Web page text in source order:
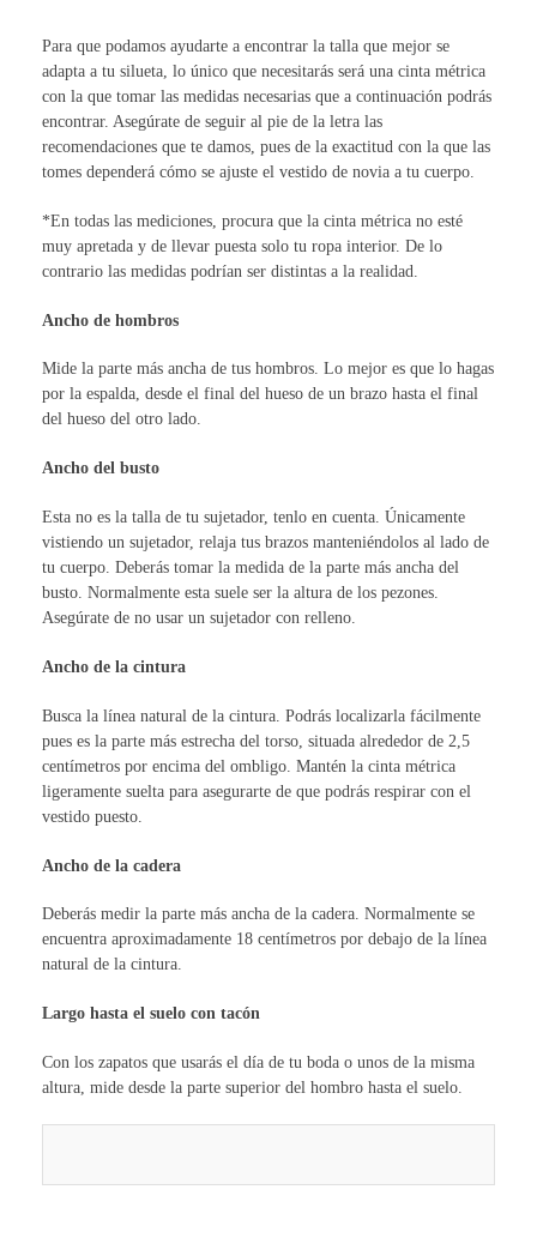
Para que podamos ayudarte a encontrar la talla que mejor se
adapta a tu silueta, lo único que necesitarás será una cinta métrica
con la que tomar las medidas necesarias que a continuación podrás
encontrar. Asegúrate de seguir al pie de la letra las
recomendaciones que te damos, pues de la exactitud con la que las
tomes dependerá cómo se ajuste el vestido de novia a tu cuerpo.
*En todas las mediciones, procura que la cinta métrica no esté
muy apretada y de llevar puesta solo tu ropa interior. De lo
contrario las medidas podrían ser distintas a la realidad.
Ancho de hombros
Mide la parte más ancha de tus hombros. Lo mejor es que lo hagas
por la espalda, desde el final del hueso de un brazo hasta el final
del hueso del otro lado.
Ancho del busto
Esta no es la talla de tu sujetador, tenlo en cuenta. Únicamente
vistiendo un sujetador, relaja tus brazos manteniéndolos al lado de
tu cuerpo. Deberás tomar la medida de la parte más ancha del
busto. Normalmente esta suele ser la altura de los pezones.
Asegúrate de no usar un sujetador con relleno.
Ancho de la cintura
Busca la línea natural de la cintura. Podrás localizarla fácilmente
pues es la parte más estrecha del torso, situada alrededor de 2,5
centímetros por encima del ombligo. Mantén la cinta métrica
ligeramente suelta para asegurarte de que podrás respirar con el
vestido puesto.
Ancho de la cadera
Deberás medir la parte más ancha de la cadera. Normalmente se
encuentra aproximadamente 18 centímetros por debajo de la línea
natural de la cintura.
Largo hasta el suelo con tacón
Con los zapatos que usarás el día de tu boda o unos de la misma
altura, mide desde la parte superior del hombro hasta el suelo.